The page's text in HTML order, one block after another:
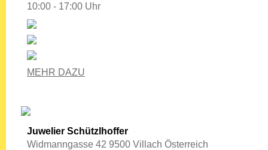
10:00 - 17:00 Uhr
MEHR DAZU
Juwelier Schützlhoffer
Widmanngasse 42 9500 Villach Österreich